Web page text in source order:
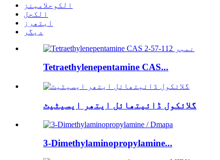
الکوحلامینز
الکحل
ایتھرز
دیگر
Tetraethylenepentamine CAS...
گلائکول ڈائیتھائل ایتھر ایسیٹیٹ
3-Dimethylaminopropylamine...